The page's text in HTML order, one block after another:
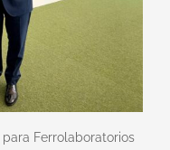
para Ferrolaboratorios